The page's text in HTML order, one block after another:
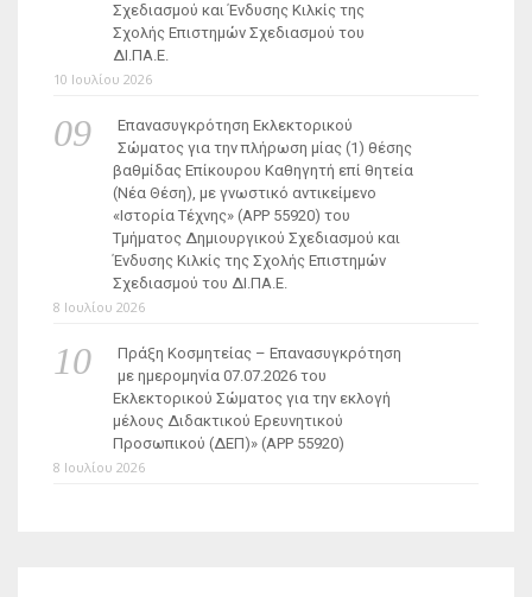
Σχεδιασμού και Ένδυσης Κιλκίς της
Σχολής Επιστημών Σχεδιασμού του
ΔΙ.ΠΑ.Ε.
10 Ιουλίου 2026
Επανασυγκρότηση Εκλεκτορικού
Σώματος για την πλήρωση μίας (1) θέσης
βαθμίδας Επίκουρου Καθηγητή επί θητεία
(Νέα Θέση), με γνωστικό αντικείμενο
«Ιστορία Τέχνης» (ΑΡΡ 55920) του
Τμήματος Δημιουργικού Σχεδιασμού και
Ένδυσης Κιλκίς της Σχολής Επιστημών
Σχεδιασμού του ΔΙ.ΠΑ.Ε.
8 Ιουλίου 2026
Πράξη Κοσμητείας – Επανασυγκρότηση
με ημερομηνία 07.07.2026 του
Εκλεκτορικού Σώματος για την εκλογή
μέλους Διδακτικού Ερευνητικού
Προσωπικού (ΔΕΠ)» (APP 55920)
8 Ιουλίου 2026